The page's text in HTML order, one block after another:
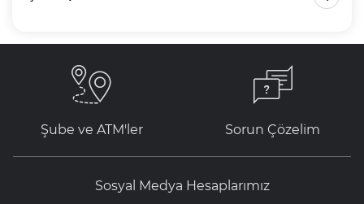
Şube ve ATM'ler Sorun Çözelim
Sosyal Medya Hesaplarımız